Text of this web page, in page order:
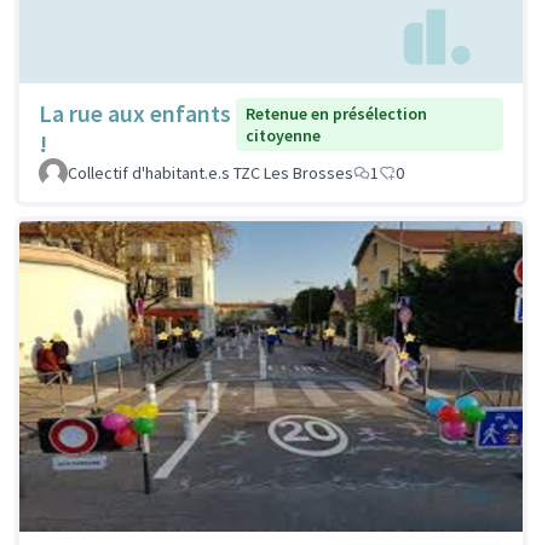
La rue aux enfants
!
Retenue en présélection
citoyenne
Collectif d'habitant.e.s TZC Les Brosses
1 0